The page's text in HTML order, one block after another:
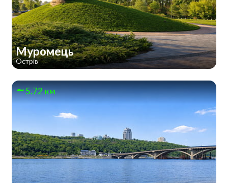
Муромець
Острів
5.72 км